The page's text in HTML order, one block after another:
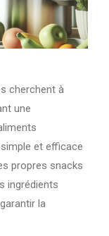
cherchent à
une
et efficace
propres snacks
ingrédients
la